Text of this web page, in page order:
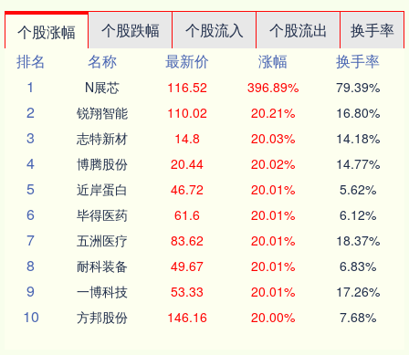
个股涨幅 个股跌幅 个股流入 个股流出
换手率
排名
名称 最新价 涨幅
换手率
1
N展芯 116.52 396.89% 79.39%
2 锐翔智能 110.02 20.21% 16.80%
3 志特新材 14.8 20.03% 14.18%
4 博腾股份 20.44 20.02% 14.77%
5 近岸蛋白 46.72 20.01% 5.62%
6 毕得医药 61.6 20.01% 6.12%
7 五洲医疗 83.62 20.01% 18.37%
8 耐科装备 49.67 20.01% 6.83%
9 一博科技 53.33 20.01% 17.26%
10 方邦股份 146.16 20.00% 7.68%